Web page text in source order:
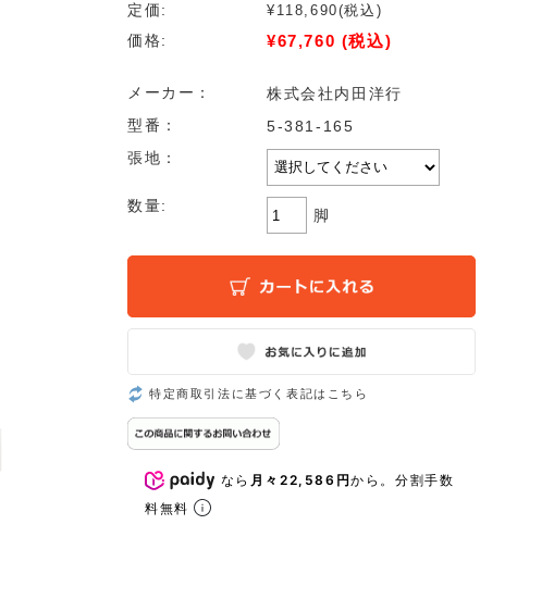
定価: ¥118,690(税込)
価格:
¥67,760 (税込)
メーカー：
株式会社内田洋行
型番：
5-381-165
張地：
数量:
脚
特定商取引法に基づく表記はこちら
なら 月々22,586円から。分割手数
料無料